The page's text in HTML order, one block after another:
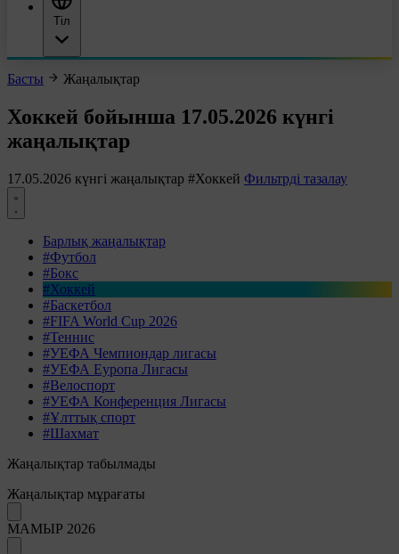
Тіл
Басты Жаңалықтар
Хоккей бойынша 17.05.2026 күнгі
жаңалықтар
17.05.2026 күнгі жаңалықтар #Хоккей Фильтрді тазалау
Барлық жаңалықтар
#Футбол
#Бокс
#Хоккей
#Баскетбол
#FIFA World Cup 2026
#Теннис
#УЕФА Чемпиондар лигасы
#УЕФА Еуропа Лигасы
#Велоспорт
#УЕФА Конференция Лигасы
#Ұлттық спорт
#Шахмат
Жаңалықтар табылмады
Жаңалықтар мұрағаты
МАМЫР 2026